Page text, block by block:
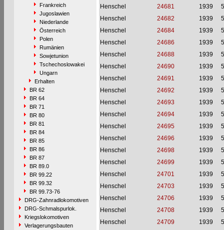
Frankreich
Jugoslawien
Niederlande
Österreich
Polen
Rumänien
Sowjetunion
Tschechoslowakei
Ungarn
Erhalten
BR 62
BR 64
BR 71
BR 80
BR 81
BR 84
BR 85
BR 86
BR 87
BR 89.0
BR 99.22
BR 99.32
BR 99.73-76
DRG-Zahnradlokomotiven
DRG-Schmalspurlok.
Kriegslokomotiven
Verlagerungsbauten
Henschel
24681 1939
Henschel
24682 1939
Henschel
24684 1939
Henschel
24686 1939
Henschel
24688 1939
Henschel
24690 1939
Henschel
24691 1939
Henschel
24692 1939
Henschel
24693 1939
Henschel
24694 1939
Henschel
24695 1939
Henschel
24696 1939
Henschel
24698 1939
Henschel
24699 1939
Henschel
24701 1939
Henschel
24703 1939
Henschel
24706 1939
Henschel
24708 1939
Henschel
24709 1939